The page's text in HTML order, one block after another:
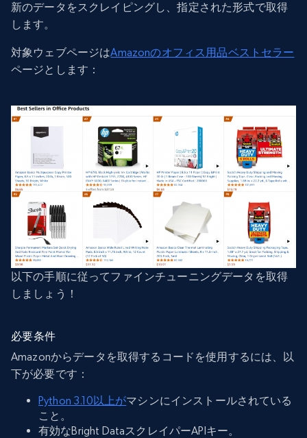
新のデータをスクレイピングし、指定された形式で取得
します。
対象ウェブページはAmazonのオフィス用品ベストセラー
ページとします：
以下の手順に従ってファインチューニングデータを取得
しましょう！
必要条件
Amazonからデータを取得するコードを使用するには、以
下が必要です：
Python 3.10以上がマシンにインストールされている
こと。
有効なBright DataスクレイパーAPIキー。